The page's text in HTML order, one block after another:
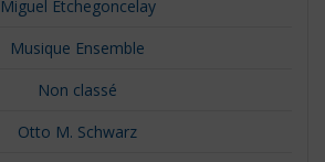
Miguel Etchegoncelay
Musique Ensemble
Non classé
Otto M. Schwarz